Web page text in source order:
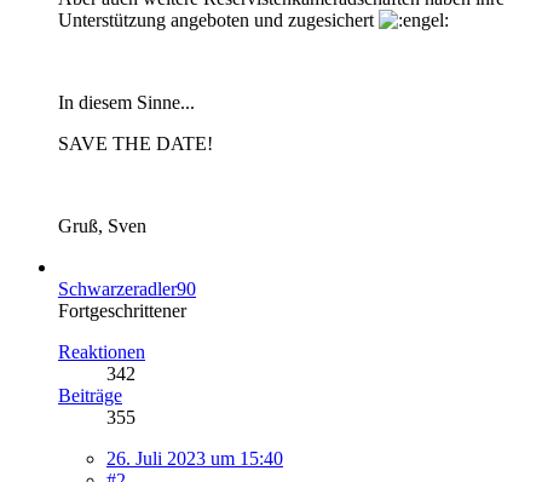
Unterstützung angeboten und zugesichert
In diesem Sinne...
SAVE THE DATE!
Gruß, Sven
Schwarzeradler90
Fortgeschrittener
Reaktionen
342
Beiträge
355
26. Juli 2023 um 15:40